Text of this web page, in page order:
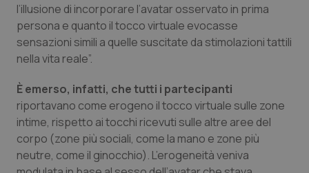
Toscana
Umbria
Veneto
Obesità
Oftalmologia
Oncoematologia
Oncologia & Nutrizione
l’illusione di incorporare l’avatar osservato in prima
persona e quanto il tocco virtuale evocasse
sensazioni simili a quelle suscitate da stimolazioni tattili
nella vita reale”.
È emerso, infatti, che tutti i partecipanti
riportavano come erogeno il tocco virtuale sulle zone
intime, rispetto ai tocchi ricevuti sulle altre aree del
corpo (zone più sociali, come la mano e zone più
neutre, come il ginocchio). L’erogeneità veniva